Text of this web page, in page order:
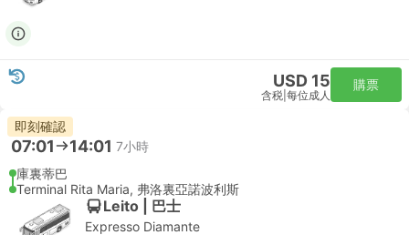
USD 15
含税 每位成人
購票
即刻確認
07:01 14:01 7小時
庫裏蒂巴
Terminal Rita Maria, 弗洛裏亞諾波利斯
Leito | 巴士
Expresso Diamante